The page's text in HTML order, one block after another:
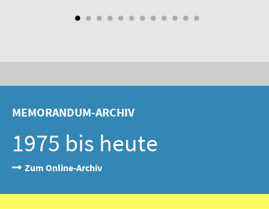
MEMORANDUM-ARCHIV
1975 bis heute
Zum Online-Archiv